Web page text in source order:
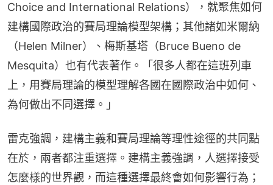
Choice and International Relations），就聚焦如何
建構國際政治的賽局理論模型架構；其他諸如米爾納
（Helen Milner）、梅斯基塔（Bruce Bueno de
Mesquita）也有代表著作。「很多人都在這班列車
上，用賽局理論的模型理解各國在國際政治中如何、
為何做出不同選擇。」
雷克強調，建構主義和賽局理論等理性途徑的共同點
在於，兩者都注重選擇。建構主義強調，人選擇接受
怎麼樣的世界觀，而這種選擇最終會如何影響行為；